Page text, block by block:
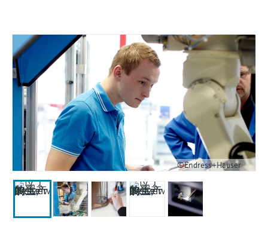
产品工具
通过产品筛选，选择测量仪表
通过产品特性查找适当的测量设备、软件或
系统组件。
Applicator 选型和计算软件
通过应用参数查找、选择并配置产品
Device Viewer
查找产品具体信息和文档
阻旋料位开关
伺服液位测量
机电式物位测量
微波限位栅物位测量
Level measurement with pressure
污泥界面传感器和变送器
营养盐分析仪和传感器
金属分析仪
光度计
微波传输测量原理
Memosens数字技术
多点温度计
选购全部
超高探测器
选购全部
所有行业的关注焦点
工业领域的可持续发展解决方案
数字化驱动流程工业转型升级
决策级过程透明度，赋能卓越运营 ©Endress+Hauser